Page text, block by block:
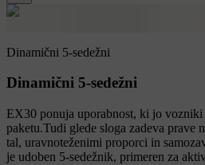
Dinamični 5-sedežni
Dinamični 5-sedežni
EX30 ponuja uporabnost, ki jo
paketu.Tudi glede sloga zadeva prave
tal, uravnoteženimi proporci in
je udoben 5-sedežnik, primeren za